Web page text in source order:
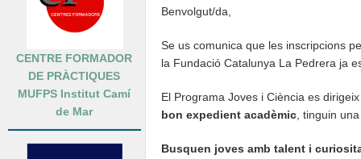
CENTRE FORMADOR
DE PRÀCTIQUES
MUFPS Institut Camí
de Mar
Benvolgut/da,
Se us comunica que les inscripcions
la Fundació Catalunya La Pedrera ja
El Programa Joves i Ciència es
bon expedient acadèmic , tinguin
Busquen joves amb talent i